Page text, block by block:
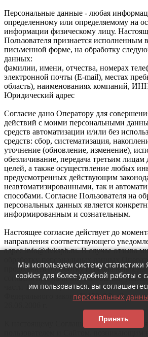
Персональные данные - любая
определенному или определяемому на
информации физическому лицу.
Пользователя признается исполненным
письменной форме, на обработку
данных:
фамилии, имени, отчества, номерах
электронной почты (E-mail), местах
область), наименованиях компаний,
Юридический адрес
Согласие дано Оператору для
действий с моими персональными
средств автоматизации и/или без
средств: сбор, систематизация,
уточнение (обновление, изменение),
обезличивание, передача третьим
целей, а также осуществление любых
предусмотренных действующим
неавтоматизированными, так и
способами. Согласие Пользователя на
персональных данных является
информированным и сознательным.
Настоящее согласие действует до
направления соответствующего
адрес info@dvkspb.ru. В случае отзыва
продолжить обработку персональных
согласия при наличии оснований,
части 1 статьи 6, части 2 статьи 10 и
Федерального закона №152-ФЗ «О
К настоящему Соглашению и
Мы используем систему статистики
cookies для более удобной работы с
им пользоваться, вы
персональных
Принять